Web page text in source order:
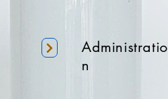
Administratio
n